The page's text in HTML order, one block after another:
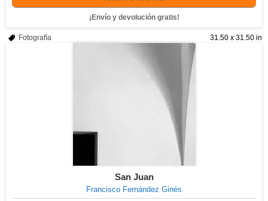
¡Envío y devolución gratis!
31.50 x 31.50 in
Fotografía
San Juan
Francisco Fernández Ginés